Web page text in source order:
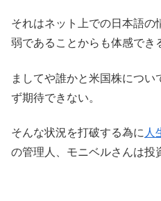
それはネット上での日本語の
弱であることからも体感でき
ましてや誰かと米国株につい
ず期待できない。
そんな状況を打破する為に 人
の管理人、モニベルさんは投